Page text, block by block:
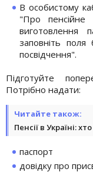
В особистому
"Про пенсійне
виготовлення
заповніть
посвідчення".
Підготуйте
Потрібно надати:
Читайте також:
Пенсії в Україні:
паспорт
довідку про